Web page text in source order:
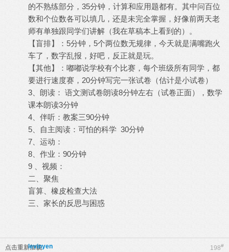
的不熟练部分，35分钟，计算和应用题都有。其中问百位
数和个位数各可以填几，还是未完全掌握，好像前两天老
师有单独跟同学们讲解（我在草稿本上看到的）。
【盲排】：5分钟，5个两位数无规律，今天就是满嘴跑火
车了，数字乱报，好吧，反正就是玩。
【其他】：嘟嘟说学校有个比赛，每个班级所有同学，都
要进行速度赛，20分钟写完一张试卷（估计是小试卷）
3、朗读： 语文测试卷朗读8分钟左右（试卷正面），数学
课本朗读3分钟
4、伴听：教案三90分钟
5、自主阅读：可怕的科学 30分钟
7、运动：
8、作业：90分钟
9 、视频：
二、聚焦
盲算、橡皮检查大法
三、家长的反思与困惑
点击重新加载 198#
levinyen